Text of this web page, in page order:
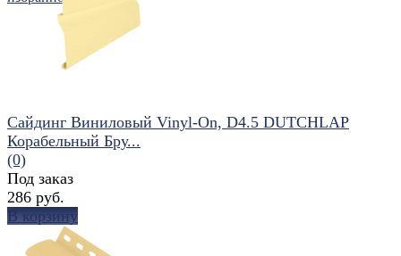
Сайдинг Виниловый Vinyl-On, D4.5 DUTCHLAP
Корабельный Бру...
(0)
Под заказ
286 руб.
В корзину